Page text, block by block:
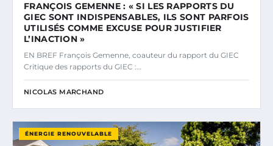
FRANÇOIS GEMENNE : « SI LES RAPPORTS DU
GIEC SONT INDISPENSABLES, ILS SONT PARFOIS
UTILISÉS COMME EXCUSE POUR JUSTIFIER
L’INACTION »
EN BREF François Gemenne, coauteur du rapport du GIEC
Critique des rapports du GIEC :…
NICOLAS MARCHAND
ÉNERGIE RENOUVELABLE